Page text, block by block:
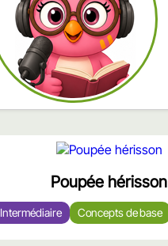
محتوى
Poupée hérisson
Intermédiaire Concepts de base